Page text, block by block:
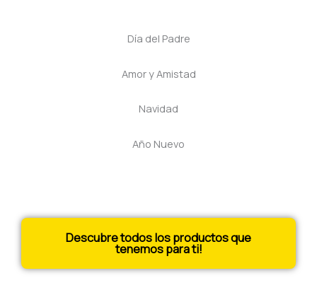
Día del Padre
Amor y Amistad
Navidad
Año Nuevo
Descubre todos los productos que
tenemos para ti!